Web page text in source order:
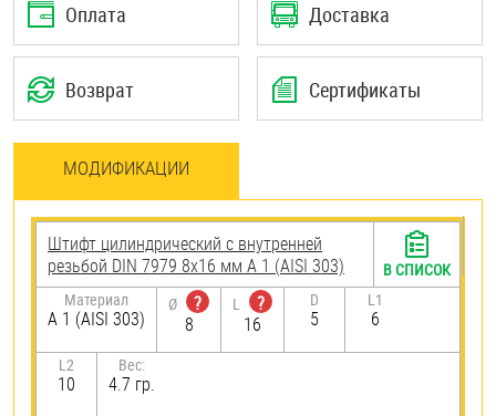
Оплата Доставка
Возврат Сертификаты
МОДИФИКАЦИИ
Штифт цилиндрический с внутренней
резьбой DIN 7979 8х16 мм А 1 (AISI 303)
Материал
А 1 (AISI 303)
Ø
?
8
L
?
16
D
5
L1
6
L2
10
Вес:
4.7 гр.
В СПИСОК